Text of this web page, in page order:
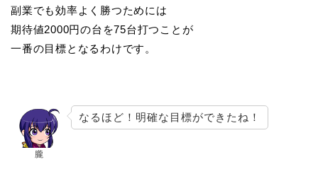
副業でも効率よく勝つためには
期待値2000円の台を75台打つことが
一番の目標となるわけです。
朧
なるほど！明確な目標ができたね！